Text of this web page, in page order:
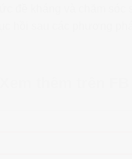
đề kháng và chăm sóc
hồi sau các phương